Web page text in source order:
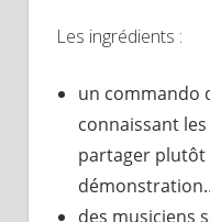
Les ingrédients :
un commando
connaissant
partager plutôt
des musiciens